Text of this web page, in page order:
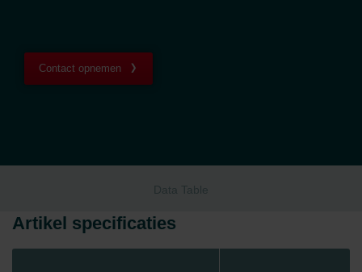
Contact opnemen
Data Table
Artikel specificaties